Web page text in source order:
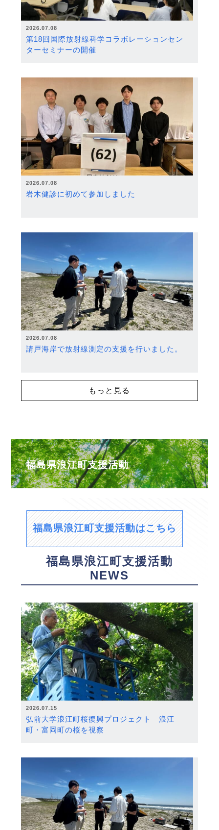
2026.07.08
第18回国際放射線科学コラボレーションセン
ターセミナーの開催
2026.07.08
岩木健診に初めて参加しました
2026.07.08
請戸海岸で放射線測定の支援を行いました。
もっと見る
福島県浪江町支援活動
福島県浪江町支援活動はこちら
福島県浪江町支援活動
NEWS
2026.07.15
弘前大学浪江町桜復興プロジェクト 浪江
町・富岡町の桜を視察